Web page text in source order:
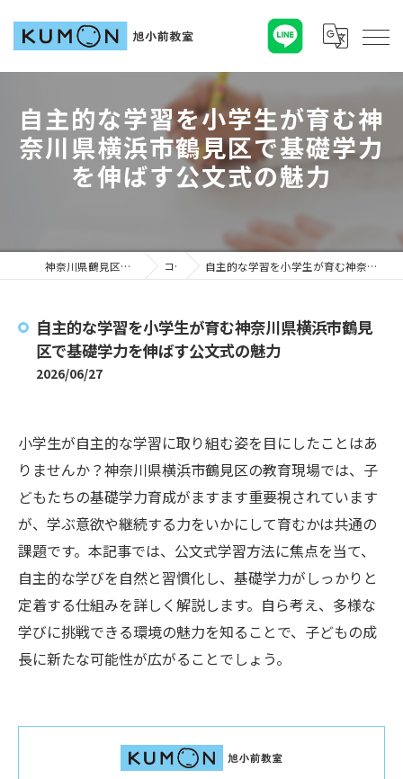
自主的な学習を小学生が育む神
奈川県横浜市鶴見区で基礎学力
を伸ばす公文式の魅力
神奈川県鶴見区の塾ならKUMON旭小前教室 コラム 自主的な学習を小学生が育む神奈川県横浜市鶴見区で基礎学力を伸ばす公文式の魅力
自主的な学習を小学生が育む神奈川県横浜市鶴見
区で基礎学力を伸ばす公文式の魅力
2026/06/27
小学生が自主的な学習に取り組む姿を目にしたことはあ
りませんか？神奈川県横浜市鶴見区の教育現場では、子
どもたちの基礎学力育成がますます重要視されています
が、学ぶ意欲や継続する力をいかにして育むかは共通の
課題です。本記事では、公文式学習方法に焦点を当て、
自主的な学びを自然と習慣化し、基礎学力がしっかりと
定着する仕組みを詳しく解説します。自ら考え、多様な
学びに挑戦できる環境の魅力を知ることで、子どもの成
長に新たな可能性が広がることでしょう。